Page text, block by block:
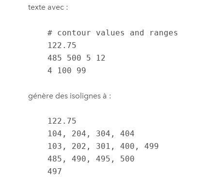
texte avec :
    # contour values and ranges
    485 500 5 12
    4 100 99
génère des isolignes à :
    485, 490, 495, 500
    497